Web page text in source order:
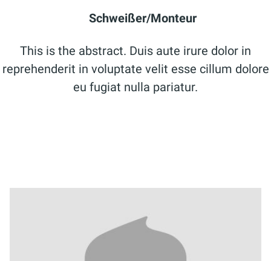
Schweißer/Monteur
This is the abstract. Duis aute irure dolor in
reprehenderit in voluptate velit esse cillum dolore
eu fugiat nulla pariatur.